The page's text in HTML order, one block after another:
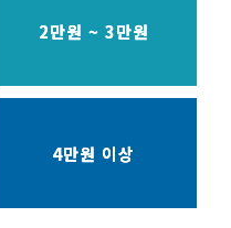
2만원 ~ 3만원
4만원 이상